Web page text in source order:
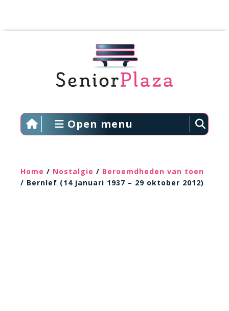
Open menu
Home / Nostalgie / Beroemdheden van toen
/ Bernlef (14 januari 1937 – 29 oktober 2012)